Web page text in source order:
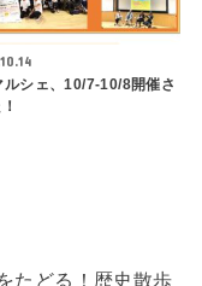
ルシェ、10/7-10/8開催さ
たどる！歴史散歩